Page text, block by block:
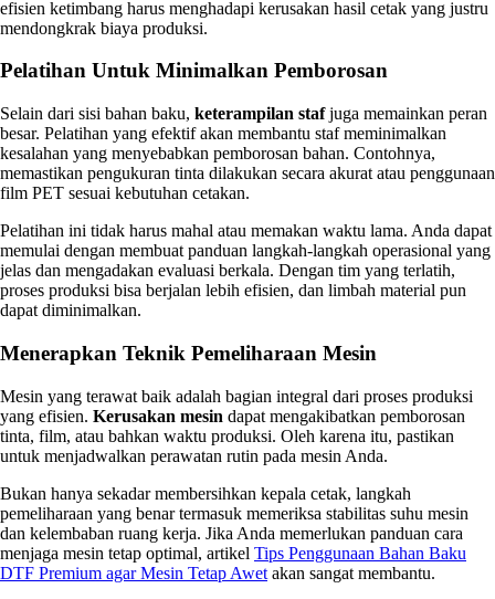
efisien ketimbang harus menghadapi kerusakan hasil cetak yang justru
mendongkrak biaya produksi.
Pelatihan Untuk Minimalkan Pemborosan
Selain dari sisi bahan baku, keterampilan stafjuga memainkan peran
besar. Pelatihan yang efektif akan membantu staf meminimalkan
kesalahan yang menyebabkan pemborosan bahan. Contohnya,
memastikan pengukuran tinta dilakukan secara akurat atau penggunaan
film PET sesuai kebutuhan cetakan.
Pelatihan ini tidak harus mahal atau memakan waktu lama. Anda dapat
memulai dengan membuat panduan langkah-langkah operasional yang
jelas dan mengadakan evaluasi berkala. Dengan tim yang terlatih,
proses produksi bisa berjalan lebih efisien, dan limbah material pun
dapat diminimalkan.
Menerapkan Teknik Pemeliharaan Mesin
Mesin yang terawat baik adalah bagian integral dari proses produksi
yang efisien. Kerusakan mesin dapat mengakibatkan pemborosan
tinta, film, atau bahkan waktu produksi. Oleh karena itu, pastikan
untuk menjadwalkan perawatan rutin pada mesin Anda.
Bukan hanya sekadar membersihkan kepala cetak, langkah
pemeliharaan yang benar termasuk memeriksa stabilitas suhu mesin
dan kelembaban ruang kerja. Jika Anda memerlukan panduan cara
menjaga mesin tetap optimal, artikel Tips Penggunaan Bahan Baku
DTF Premium agar Mesin Tetap Awet akan sangat membantu.